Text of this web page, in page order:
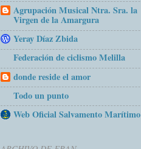
Agrupación Musical Ntra. Sra. la
Virgen de la Amargura
Yeray Díaz Zbida
Federación de ciclismo Melilla
donde reside el amor
Todo un punto
Web Oficial Salvamento Marítimo